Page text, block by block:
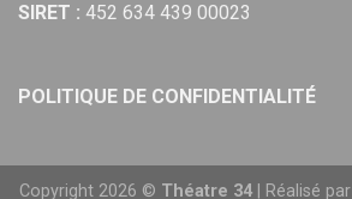
SIRET : 452 634 439 00023
POLITIQUE DE CONFIDENTIALITÉ
Copyright 2026 © Théatre 34| Réalisé par